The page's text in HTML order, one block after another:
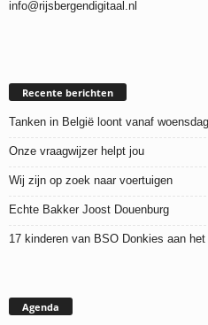
info@rijsbergendigitaal.nl
Recente berichten
Tanken in België loont vanaf
Onze vraagwijzer helpt jou
Wij zijn op zoek naar voertuigen
Echte Bakker Joost Douenburg
17 kinderen van BSO Donkies aan het
Agenda